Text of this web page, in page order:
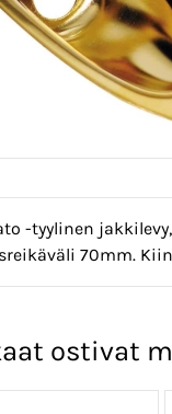
-tyylinen
70mm.
ostivat